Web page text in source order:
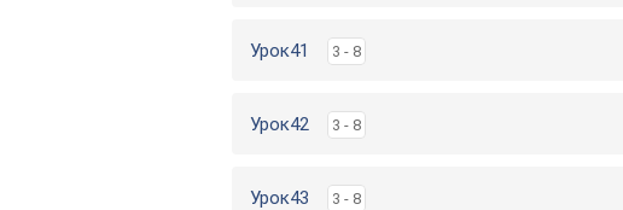
Урок41 3 - 8
Урок42 3 - 8
Урок43 3 - 8